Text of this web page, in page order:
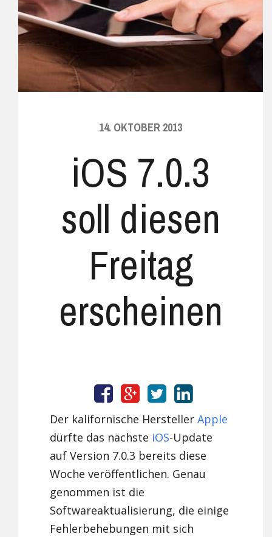
14. OKTOBER 2013
iOS 7.0.3
soll diesen
Freitag
erscheinen
Der kalifornische HerstellerApple
dürfte das nächste iOS-Update
auf Version 7.0.3 bereits diese
Woche veröffentlichen. Genau
genommen ist die
Softwareaktualisierung, die einige
Fehlerbehebungen mit sich